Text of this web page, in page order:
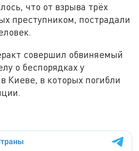
что от взрыва трёх
преступником, пострадали
совершил обвиняемый
о беспорядках у
Киеве, в которых погибли